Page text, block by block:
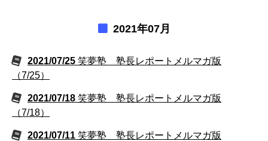
2021年07月
2021/07/25 笑夢塾 塾長レポートメルマガ版
（7/25）
2021/07/18 笑夢塾 塾長レポートメルマガ版
（7/18）
2021/07/11 笑夢塾 塾長レポートメルマガ版